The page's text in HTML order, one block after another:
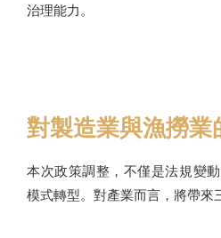
治理能力。
對製造業與漁撈業
本次政策調整，不僅是法規變
模式轉型。對產業而言，將帶來